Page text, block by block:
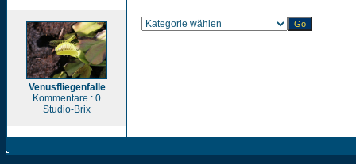
Venusfliegenfalle
Kommentare : 0
Studio-Brix